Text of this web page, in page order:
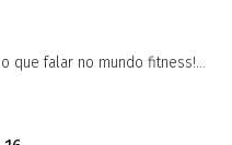
que falar no mundo fitness!...